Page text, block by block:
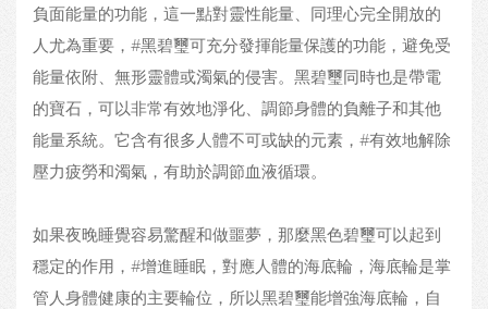
負面能量的功能，這一點對靈性能量、同理心完全開放的
人尤為重要，#黑碧璽可充分發揮能量保護的功能，避免受
能量依附、無形靈體或濁氣的侵害。黑碧璽同時也是帶電
的寶石，可以非常有效地淨化、調節身體的負離子和其他
能量系統。它含有很多人體不可或缺的元素，#有效地解除
壓力疲勞和濁氣，有助於調節血液循環。
如果夜晚睡覺容易驚醒和做噩夢，那麼黑色碧璽可以起到
穩定的作用，#增進睡眠，對應人體的海底輪，海底輪是掌
管人身體健康的主要輪位，所以黑碧璽能增強海底輪，自